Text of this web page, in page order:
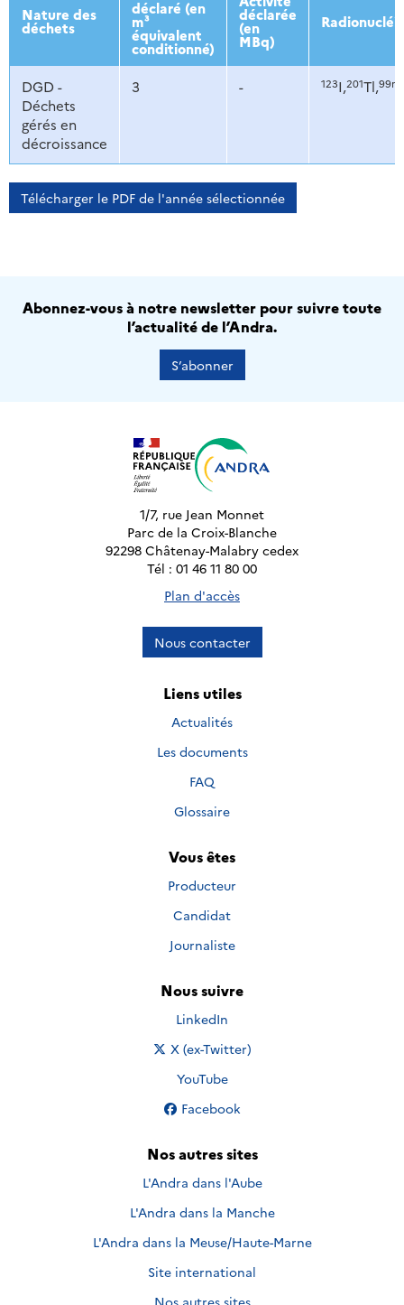
Nature des
déchets
déclaré (en
m³
équivalent
conditionné)
déclarée
(en
MBq)
DGD -
Déchets
gérés en
décroissance
3 - 123I,201Tl,99m
Télécharger le PDF de l'année sélectionnée
Abonnez-vous à notre newsletter pour suivre toute
l’actualité de l’Andra.
S’abonner
1/7, rue Jean Monnet
Parc de la Croix-Blanche
92298 Châtenay-Malabry cedex
Tél : 01 46 11 80 00
Plan d'accès
Nous contacter
Liens utiles
Actualités
Les documents
FAQ
Glossaire
Vous êtes
Producteur
Candidat
Journaliste
Nous suivre
Nous suivre sur
LinkedIn
Nous suivre sur
X (ex-Twitter)
Nous suivre sur
YouTube
Nous suivre sur
Facebook
Nos autres sites
L'Andra dans l'Aube
L'Andra dans la Manche
L'Andra dans la Meuse/Haute-Marne
Site international